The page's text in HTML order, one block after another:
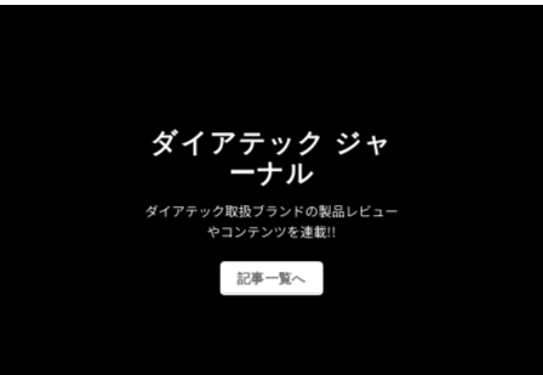
ダイアテック ジャ
ーナル
ダイアテック取扱ブランドの製品レビュー
やコンテンツを連載!!
記事一覧へ